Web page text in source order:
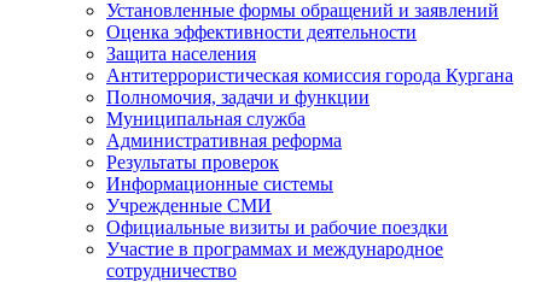
Установленные формы обращений и заявлений
Оценка эффективности деятельности
Защита населения
Антитеррористическая комиссия города Кургана
Полномочия, задачи и функции
Муниципальная служба
Административная реформа
Результаты проверок
Информационные системы
Учрежденные СМИ
Официальные визиты и рабочие поездки
Участие в программах и международное
сотрудничество